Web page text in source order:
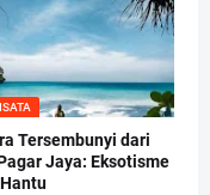
Tersembunyi dari
Jaya: Eksotisme